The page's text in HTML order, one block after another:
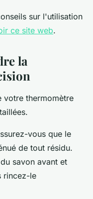
sur l'utilisation
ce site web.
la
votre thermomètre
vous que le
de tout résidu.
savon avant et
rincez-le